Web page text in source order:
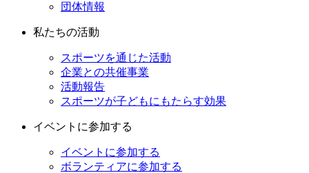
団体情報
私たちの活動
スポーツを通じた活動
企業との共催事業
活動報告
スポーツが子どもにもたらす効果
イベントに参加する
イベントに参加する
ボランティアに参加する